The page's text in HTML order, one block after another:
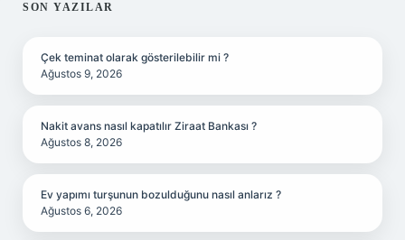
SIDEBAR
SON YAZILAR
Çek teminat olarak gösterilebilir mi ?
Ağustos 9, 2026
Nakit avans nasıl kapatılır Ziraat Bankası ?
Ağustos 8, 2026
Ev yapımı turşunun bozulduğunu nasıl anlarız ?
Ağustos 6, 2026